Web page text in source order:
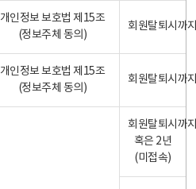
개인정보 보호법 제15조
(정보주체 동의)
회원탈퇴시까
개인정보 보호법 제15조
(정보주체 동의)
회원탈퇴시까
회원탈퇴시까
혹은 2년
(미접속)